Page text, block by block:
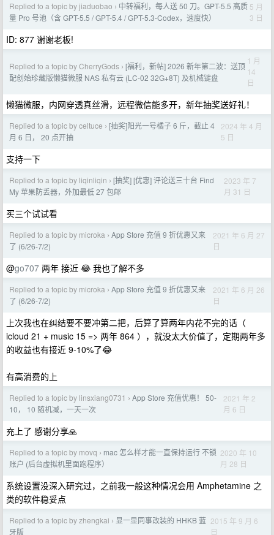
Replied to a topic by jiaduobao › 中转福利，每人送 50 刀。GPT-5.5 高质
量 Pro 号池（含 GPT-5.5 / GPT-5.4 / GPT-5.3-Codex，速度快）
5 月
3 日
ID: 877 谢谢老板!
Replied to a topic by CherryGods › [福利，新帖] 2026 新年第二波：送顶
配创始珍藏版懒猫微服 NAS 私有云 (LC-02 32G+8T) 及机械键盘
1 月
14
日
懒猫微服，内网穿透真丝滑，远程微信能多开，新年抽奖送好礼！
Replied to a topic by celtuce › [抽奖]阳光一号橘子 6 斤，截止 4
月 6 日， 20 点开抽
2024 年 4 月
5 日
支持一下
Replied to a topic by liqinliqin › [抽奖] [优惠] 评论送三十台 Find
My 苹果防丢器，外加最低 27 包邮
2023 年 7
月 31 日
买三个试试看
Replied to a topic by microka › App Store 充值 9 折优惠又来
了 (6/26-7/2)
2021 年 6 月 27
日
@go707 两年 接近 😂 我也了解不多
Replied to a topic by microka › App Store 充值 9 折优惠又来
了 (6/26-7/2)
2021 年 6 月 26
日
上次我也在纠结要不要冲第二把，后算了算两年内花不完的话（
icloud 21 + music 15 => 两年 864 ），就没太大价值了，定期两年多
的收益也有接近 9-10%了😂
有高消费的上
Replied to a topic by linsxiang0731 › App Store 充值优惠！ 50-
10， 10 随机减，一天一次
2021 年 2
月 6 日
充上了 感谢分享🙏
Replied to a topic by movq › mac 怎么样才能一直保持运行 不锁
账户 (后台虚拟机里面跑程序）
2020 年 10
月 28 日
系统设置没深入研究过，之前我一般这种情况会用 Amphetamine 之
类的软件稳妥点
Replied to a topic by zhengkai › 显一显同事改装的 HHKB 蓝
牙版
2015 年 9 月 6
日